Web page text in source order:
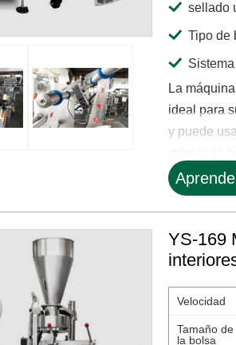
sellado
Tipo de
La
ideal para
y puede
YS-169
Velocidad
Tamaño de
la bolsa